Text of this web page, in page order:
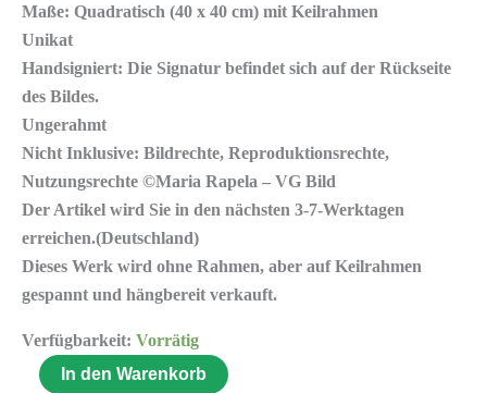
Maße: Quadratisch (40 x 40 cm) mit Keilrahmen
Unikat
Handsigniert: Die Signatur befindet sich auf der Rückseite
des Bildes.
Ungerahmt
Nicht Inklusive: Bildrechte, Reproduktionsrechte,
Nutzungsrechte ©Maria Rapela – VG Bild
Der Artikel wird Sie in den nächsten 3-7-Werktagen
erreichen.(Deutschland)
Dieses Werk wird ohne Rahmen, aber auf Keilrahmen
gespannt und hängbereit verkauft.
Verfügbarkeit: Vorrätig
In den Warenkorb